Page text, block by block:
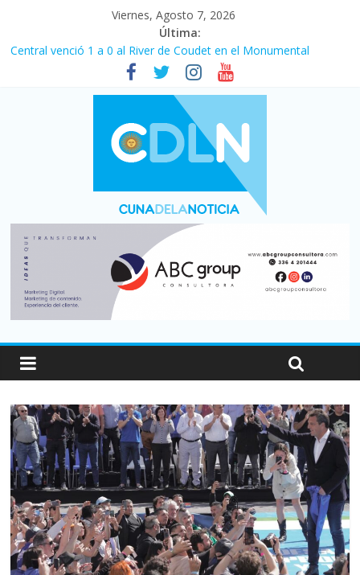
Viernes, Agosto 7, 2026
Última:
Fuerte caída de la venta de autos usados en julio: bajó un 12,6%
interanual
Central venció 1 a 0 al River de Coudet en el Monumental
La morosidad alcanzó su nivel más alto en dos décadas y ya
afecta a 400 mil deudores en Santa Fe
Desde que asumió Milei cerraron 41.000 kioscos: el sector
denuncia crisis como en 2001
Vacaciones de invierno con más movimiento y consumo
turístico: 4,6 millones de personas viajaron por el país, un 5,9%